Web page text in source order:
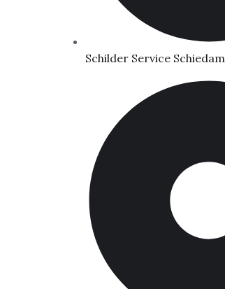
Schilder Service Schiedam